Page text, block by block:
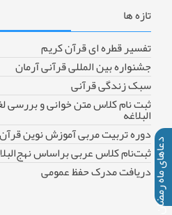
دعاهای ماه رمضان
تازهها
تفسیر قطره ای قرآن کریم
جشنواره بین المللی قرآنی آرمان
سبک زندگی قرآنی
ثبت نام کلاس متن خوانی و بررسی
البلاغه
دوره تربیت مربی آموزش نوین
ثبت‌نام کلاس عربی براساس
دریافت مدرک حفظ عمومی